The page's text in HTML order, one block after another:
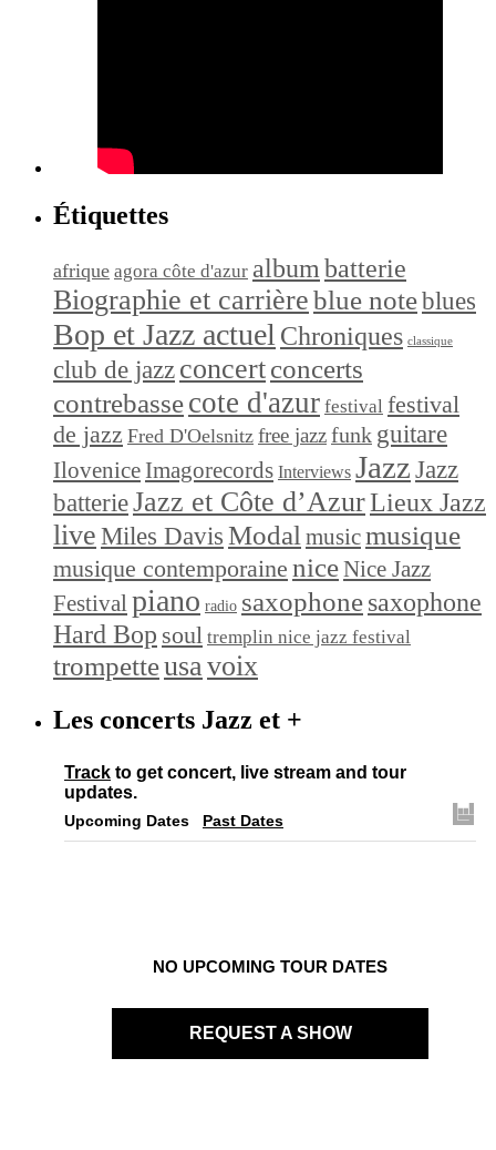
Étiquettes
afrique agora côte d'azur album batterie
Biographie et carrièreblue noteblues
Bop et Jazz actuel Chroniques classique
club de jazz concertconcerts
contrebassecote d'azur festival festival
de jazz Fred D'Oelsnitz free jazzfunk guitare
Ilovenice Imagorecords Interviews Jazz Jazz
batterieJazz et Côte d’AzurLieux Jazz
live Miles Davis Modal musicmusique
musique contemporaine niceNice Jazz
Festivalpiano radio saxophonesaxophone
Hard Bop soul tremplin nice jazz festival
trompetteusavoix
Les concerts Jazz et +
Track to get concert, live stream and tour
updates.
Upcoming Dates Past Dates
NO UPCOMING TOUR DATES
REQUEST A SHOW